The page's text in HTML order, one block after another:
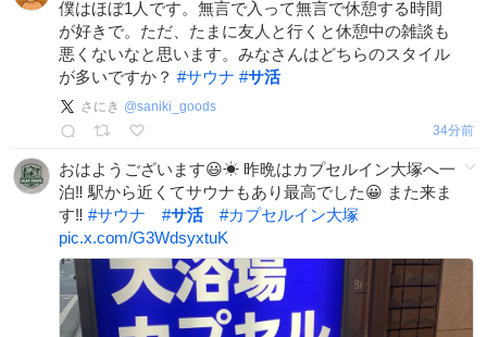
僕はほぼ1人です。無言で入って無言で休憩する時間
が好きで。ただ、たまに友人と行くと休憩中の雑談も
悪くないなと思います。みなさんはどちらのスタイル
が多いですか？ #サウナ #サ活
さにき @saniki_goods
34分前
おはようございます😃☀ 昨晩はカプセルイン大塚へ一
泊‼️ 駅から近くてサウナもあり最高でした😀 また来ま
す‼️ #サウナ #サ活 #カプセルイン大塚
pic.x.com/G3WdsyxtuK